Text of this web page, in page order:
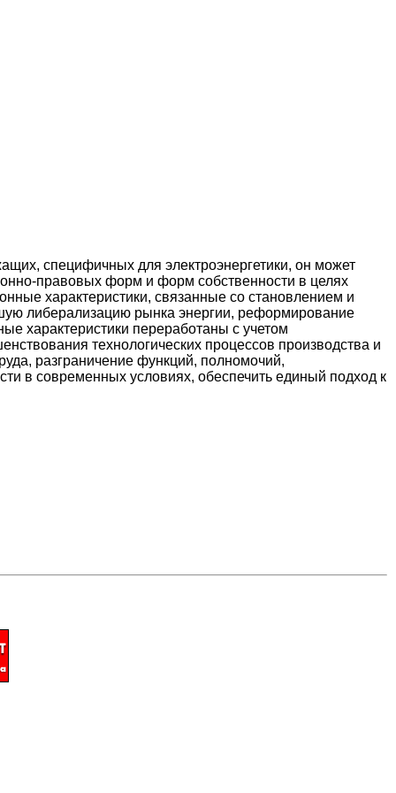
специфичных для электроэнергетики, он может
правовых форм и форм собственности в целях
характеристики, связанные со становлением и
либерализацию рынка энергии, реформирование
характеристики переработаны с учетом
технологических процессов производства и
разграничение функций, полномочий,
в современных условиях, обеспечить единый подход к